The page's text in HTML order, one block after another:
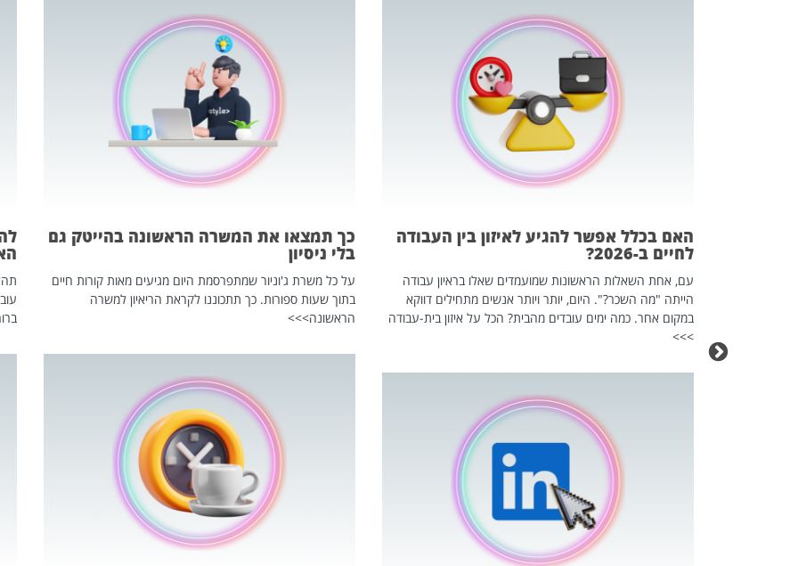
האם בכלל אפשר להגיע לאיזון בין העבודה
לחיים ב-2026?
עם, אחת השאלות הראשונות שמועמדים שאלו בראיון עבודה
הייתה "מה השכר?". היום, יותר ויותר אנשים מתחילים דווקא
במקום אחר. כמה ימים עובדים מהבית? הכל על איזון בית-עבודה
>>>
כך תמצאו את המשרה הראשונה בהייטק גם
בלי ניסיון
על כל משרת ג'וניור שמתפרסמת היום מגיעים מאות קורות חיים
בתוך שעות ספורות. כך תתכוננו לקראת הריאיון למשרה
הראשונה>>>